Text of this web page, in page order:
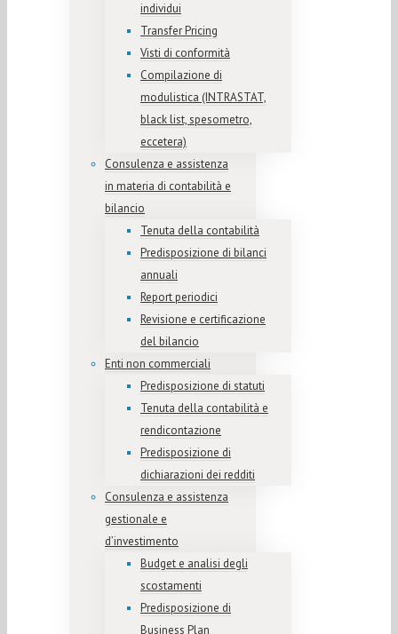
individui
Transfer Pricing
Visti di conformità
Compilazione di
modulistica (INTRASTAT,
black list, spesometro,
eccetera)
Consulenza e assistenza
in materia di contabilità e
bilancio
Tenuta della contabilità
Predisposizione di bilanci
annuali
Report periodici
Revisione e certificazione
del bilancio
Enti non commerciali
Predisposizione di statuti
Tenuta della contabilità e
rendicontazione
Predisposizione di
dichiarazioni dei redditi
Consulenza e assistenza
gestionale e
d’investimento
Budget e analisi degli
scostamenti
Predisposizione di
Business Plan